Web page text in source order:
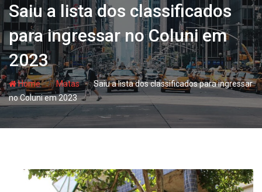
Saiu a lista dos classificados
para ingressar no Coluni em
2023
Home- hjMatas- hjSaiu a lista dos classificados para ingressar
no Coluni em 2023